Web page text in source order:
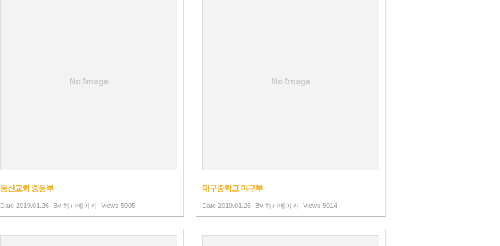
No Image
동신교회 중등부
Date 2019.01.26 By 해피메이커 Views 5005
No Image
대구중학교 야구부
Date 2019.01.26 By 해피메이커 Views 5014